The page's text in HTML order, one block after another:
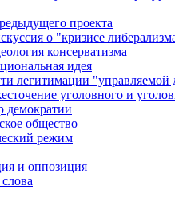
проекта
о "кризисе
консерватизма
идея
легитимации "управляемой
уголовного и
демократии
общество
режим
и оппозиция